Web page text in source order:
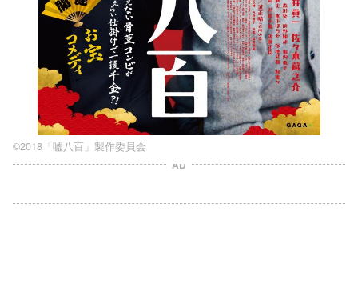
©2018「嘘八百」製作委員会
AD